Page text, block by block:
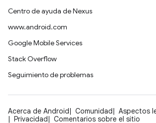
Centro de ayuda de Nexus
www.android.com
Google Mobile Services
Stack Overflow
Seguimiento de problemas
Acerca de Android Comunidad Aspectos
Privacidad
Comentarios sobre el sitio